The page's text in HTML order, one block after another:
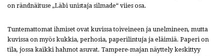
on rändnäituse „Läbi unistaja silmade“ viies osa.
Tuntemattomat ihmiset ovat kuvissa toiveineen ja unelmineen, mutta
kuvissa on myös kukkia, perhosia, paperilintuja ja eläimiä. Paperi on
tila, jossa kaikki hahmot asuvat. Tampere-majan näyttely keskittyy